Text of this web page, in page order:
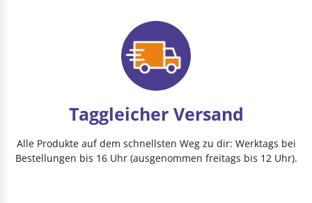
Taggleicher Versand
Alle Produkte auf dem schnellsten Weg zu dir: Werktags bei
Bestellungen bis 16 Uhr (ausgenommen freitags bis 12 Uhr).